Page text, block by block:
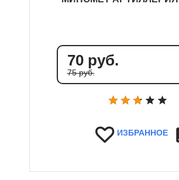
70 руб.
75 руб.
ИЗБРАННОЕ